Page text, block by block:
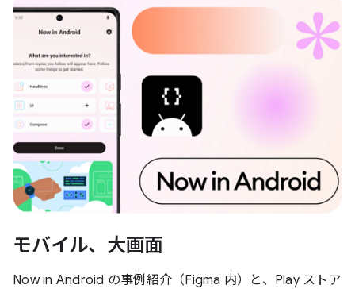
モバイル、大画面
Now in Android の事例紹介（Figma 内）と、Play ストア